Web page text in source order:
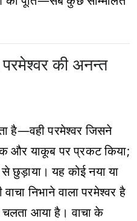
की अनन्त
है—वही परमेश्वर जिसने
और याकूब पर प्रकट किया;
छुड़ाया। यह कोई नया या
निभाने वाला परमेश्वर है
आया है। वाचा के